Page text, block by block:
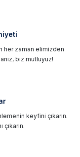
her zaman elimizden
biz mutluyuz!
keyfini çıkarın.